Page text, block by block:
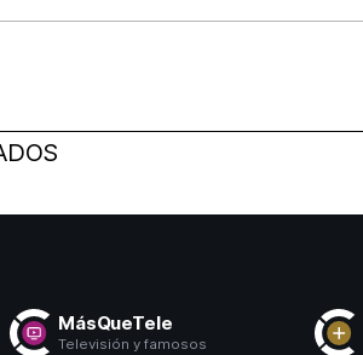
MásQueTele
Televisión y famosos